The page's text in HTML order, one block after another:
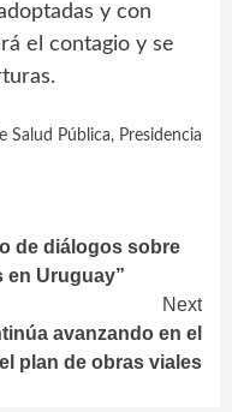
y con
el contagio y se
Salud Pública, Presidencia
de diálogos sobre
en Uruguay”
Next
avanzando en el
plan de obras viales